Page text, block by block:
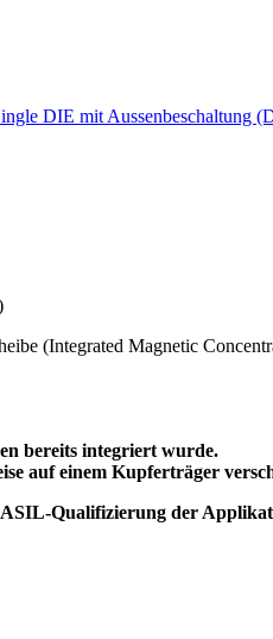
DIE mit Aussenbeschaltung
(Integrated Magnetic
bereits integriert wurde.
auf einem Kupferträger
Qualifizierung der